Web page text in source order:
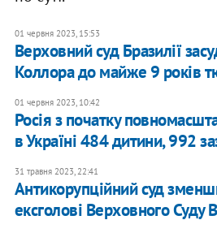
01 червня 2023, 15:53
Верховний суд Бразилії
Коллора до майже 9 років
01 червня 2023, 10:42
Росія з початку
в Україні 484 дитини, 992
31 травня 2023, 22:41
Антикорупційний суд
ексголові Верховного Суду